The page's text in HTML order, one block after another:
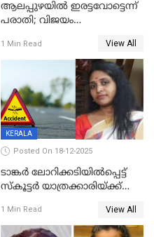
ആലപ്പുഴയിൽ ഇരട്ടവോട്ടെന്ന്
പരാതി; വിജയം
വാർഡിലെ എൽഡിഎഫ്
സ്ഥാനാർത്ഥി
1 Min Read View All
KERALA
Posted On 18-12-2025
ടാങ്കർ ലോറിക്കടിയിൽപ്പെട്ട്
സ്കൂട്ടർ യാത്രക്കാരിയ്ക്ക്
കണ്ടോത്ത് ദേശീയ പാതയിൽ
1 Min Read View All